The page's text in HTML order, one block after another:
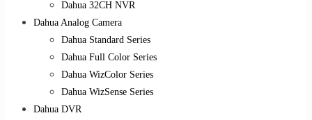
Dahua 32CH NVR
Dahua Analog Camera
Dahua Standard Series
Dahua Full Color Series
Dahua WizColor Series
Dahua WizSense Series
Dahua DVR